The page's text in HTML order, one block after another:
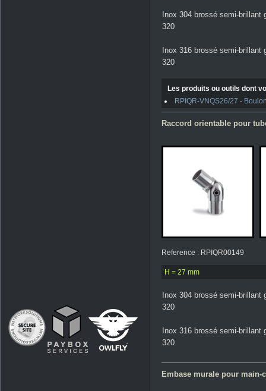
Inox 304 brossé semi-brillant
320
Inox 316 brossé semi-brillant
320
Les produits ou outils dont
RPIQR-VNQS26/27 -
Raccord orientable pour
Reference : RPIQR00149
H = 27 mm
Inox 304 brossé semi-brillant
320
Inox 316 brossé semi-brillant
320
Embase murale pour main-